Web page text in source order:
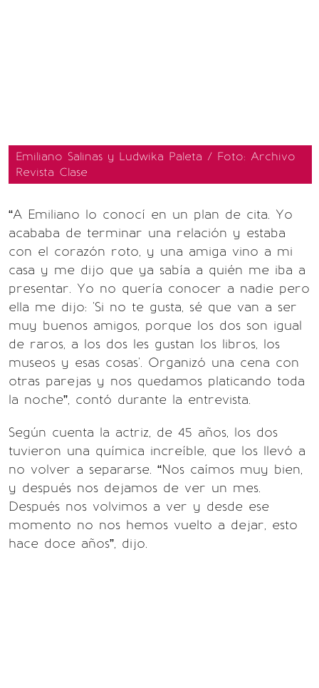
Emiliano Salinas y Ludwika Paleta / Foto: Archivo
Revista Clase
“A Emiliano lo conocí en un plan de cita. Yo
acababa de terminar una relación y estaba
con el corazón roto, y una amiga vino a mi
casa y me dijo que ya sabía a quién me iba a
presentar. Yo no quería conocer a nadie pero
ella me dijo: 'Si no te gusta, sé que van a ser
muy buenos amigos, porque los dos son igual
de raros, a los dos les gustan los libros, los
museos y esas cosas'. Organizó una cena con
otras parejas y nos quedamos platicando toda
la noche”, contó durante la entrevista.
Según cuenta la actriz, de 45 años, los dos
tuvieron una química increíble, que los llevó a
no volver a separarse. “Nos caímos muy bien,
y después nos dejamos de ver un mes.
Después nos volvimos a ver y desde ese
momento no nos hemos vuelto a dejar, esto
hace doce años”, dijo.